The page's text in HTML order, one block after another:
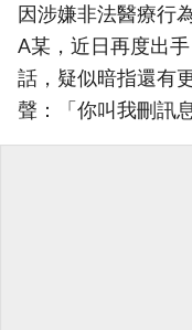
因涉嫌非法醫療行
A某，近日再度出
話，疑似暗指還有
聲：「你叫我刪訊